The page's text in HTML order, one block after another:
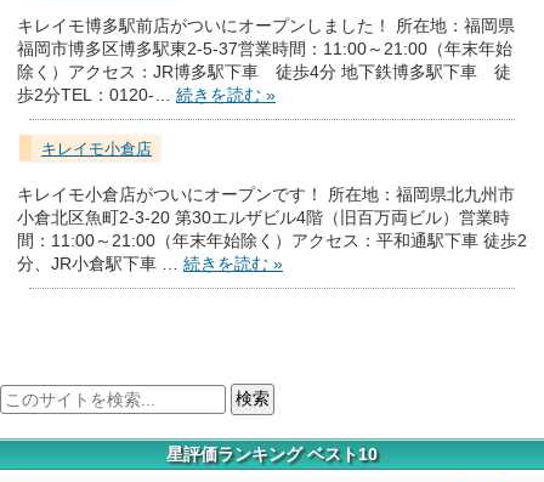
キレイモ博多駅前店がついにオープンしました！ 所在地：福岡県
福岡市博多区博多駅東2-5-37営業時間：11:00～21:00（年末年始
除く）アクセス：JR博多駅下車 徒歩4分 地下鉄博多駅下車 徒
歩2分TEL：0120-… 続きを読む »
キレイモ小倉店
キレイモ小倉店がついにオープンです！ 所在地：福岡県北九州市
小倉北区魚町2-3-20 第30エルザビル4階（旧百万両ビル）営業時
間：11:00～21:00（年末年始除く）アクセス：平和通駅下車 徒歩2
分、JR小倉駅下車 … 続きを読む »
星評価ランキング ベスト10